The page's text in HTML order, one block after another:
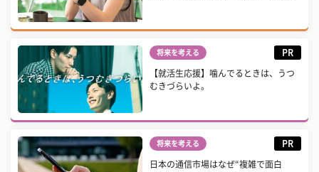
将来を考える PR
【就活生応援】噛んでるときは、うつ
むきづらいよ。
将来を考える PR
日本の通信市場はなぜ“複雑で面白